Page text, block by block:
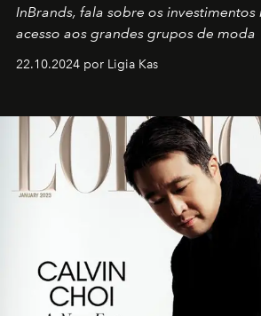
InBrands, fala sobre os
acesso aos grandes grupos de moda
22.10.2024 por Ligia Kas